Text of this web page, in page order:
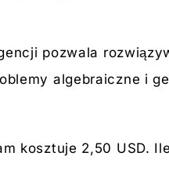
pozwala
algebraiczne i
kosztuje 2,50 USD.